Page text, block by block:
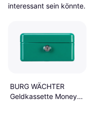
interessant sein könnte.
BURG WÄCHTER
Geldkassette Money